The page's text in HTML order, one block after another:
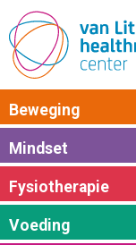
Beweging
Mindset
Fysiotherapie
Voeding